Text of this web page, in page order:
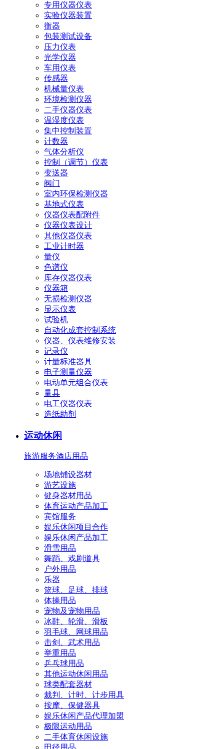
专用仪器仪表
实验仪器装置
衡器
包装测试设备
压力仪表
光学仪器
车用仪表
传感器
机械量仪表
环境检测仪器
二手仪器仪表
温湿度仪表
集中控制装置
计数器
气体分析仪
控制（调节）仪表
变送器
阀门
室内环保检测仪器
基地式仪表
仪器仪表配附件
仪器仪表设计
其他仪器仪表
工业计时器
量仪
色谱仪
库存仪器仪表
仪器箱
无损检测仪器
显示仪表
试验机
自动化成套控制系统
仪器、仪表维修安装
记录仪
计量标准器具
电子测量仪器
电动单元组合仪表
量具
电工仪器仪表
造纸助剂
运动休闲
旅游服务酒店用品
场地铺设器材
游艺设施
健身器材用品
体育运动产品加工
宾馆服务
娱乐休闲项目合作
娱乐休闲产品加工
滑雪用品
舞蹈、戏剧道具
户外用品
乐器
篮球、足球、排球
体操用品
宠物及宠物用品
冰鞋、轮滑、滑板
羽毛球、网球用品
击剑、武术用品
举重用品
乒乓球用品
其他运动休闲用品
球类配套器材
裁判、计时、计步用具
按摩、保健器具
娱乐休闲产品代理加盟
极限运动用品
二手体育休闲设施